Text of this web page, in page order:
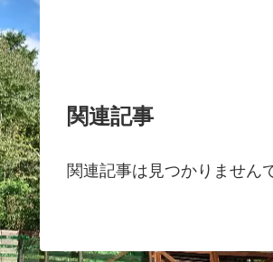
関連記事
関連記事は見つかりません